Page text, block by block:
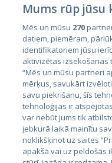
Страны
Эстония
Латвия
Литва
Mums rūp
Mēs un mūsu 270
datiem, piemēram,
identifikatoriem jūsu
aktivizētas izsekošanas
“Mēs un mūsu partneri
mērķus, savukārt
savu piekrišanu, šīs
tehnoloģijas ir
var nebūt jums tik
jebkurā laikā mainītu
noklikšķinot uz saites
apakšā vai uz peldošās